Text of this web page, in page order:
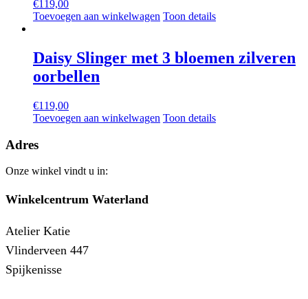
€119,00
Toevoegen aan winkelwagen Toon details
Daisy Slinger met 3 bloemen zilveren
oorbellen
€119,00
Toevoegen aan winkelwagen Toon details
Adres
Onze winkel vindt u in:
Winkelcentrum Waterland
Atelier Katie
Vlinderveen 447
Spijkenisse